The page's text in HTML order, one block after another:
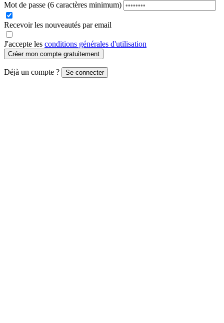
Mot de passe (6 caractères minimum)
Recevoir les nouveautés par email
J'accepte les conditions générales d'utilisation
Créer mon compte gratuitement
Déjà un compte ? Se connecter